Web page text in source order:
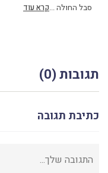
סבל החולה ...קרא עוד
תגובות (0)
כתיבת תגובה